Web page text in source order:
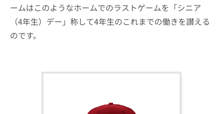
ームはこのようなホームでのラストゲームを「シニア
（4年生）デー」称して4年生のこれまでの働きを讃える
のです。